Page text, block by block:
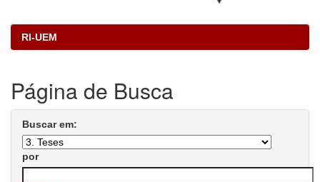
RI-UEM
Página de Busca
Buscar em:
por